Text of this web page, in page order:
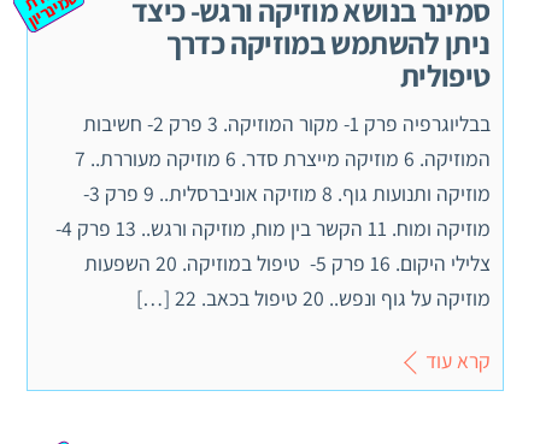
סמינר בנושא מוזיקה ורגש- כיצד
ניתן להשתמש במוזיקה כדרך
טיפולית
בבליוגרפיה פרק 1- מקור המוזיקה. 3 פרק 2- חשיבות
המוזיקה. 6 מוזיקה מייצרת סדר. 6 מוזיקה מעוררת.. 7
מוזיקה ותנועות גוף. 8 מוזיקה אוניברסלית.. 9 פרק 3-
מוזיקה ומוח. 11 הקשר בין מוח, מוזיקה ורגש.. 13 פרק 4-
צלילי היקום. 16 פרק 5- טיפול במוזיקה. 20 השפעות
מוזיקה על גוף ונפש.. 20 טיפול בכאב. 22 […]
קרא עוד